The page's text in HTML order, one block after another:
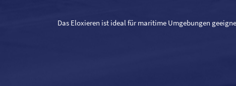
Das Eloxieren ist ideal für maritime Umgebungen